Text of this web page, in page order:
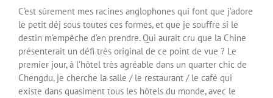
C’est sûrement mes racines anglophones qui font que j’adore
le petit déj sous toutes ces formes, et que je souffre si le
destin m’empêche d’en prendre. Qui aurait cru que la Chine
présenterait un défi très original de ce point de vue ? Le
premier jour, à l’hôtel très agréable dans un quarter chic de
Chengdu, je cherche la salle / le restaurant / le café qui
existe dans quasiment tous les hôtels du monde, avec le